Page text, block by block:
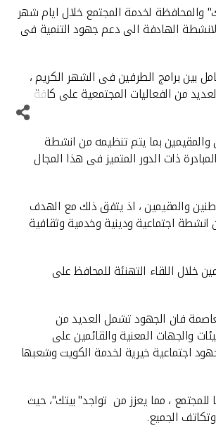
والمحافظة لخدمة المجتمع خلال ايام شهر
الهادفة الى دعم جهود التنمية فى
بين برامج الطرفين فى الشهر الكريم ،
من الفعاليات المجتمعية على كافة
والمقيمين بما يتم تنظيمه من انشطة
ذات الدور المتميز فى هذا المجال
والمقيمين ، اذ يتفق ذلك مع الهدف
اجتماعية ودينية وخدمية وثقافية
خلال اللقاء التهنئة للمحافظ على
فان الجهود تشمل العديد من
والجهات المعنية والقائمين على
اجتماعية خيرية لخدمة الكويت وشعبها
، مما يعزز من تواجد" بيتك"، حيث
الجميع.